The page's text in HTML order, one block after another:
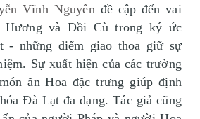
Vĩnh Nguyênđề cập đến vai
Hương và Đồi Cù trong ký ức
- những điểm giao thoa giữ sự
Sự xuất hiện của các trường
ăn Hoa đặc trưng giúp định
Đà Lạt đa dạng. Tác giả cũng